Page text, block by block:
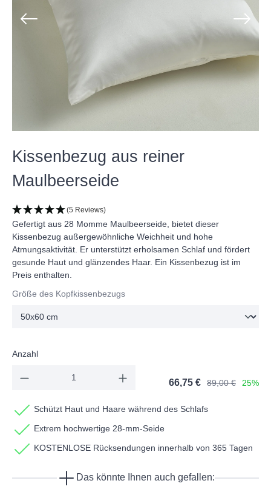
Kissenbezug aus reiner
Maulbeerseide
(5 Reviews)
Gefertigt aus 28 Momme Maulbeerseide, bietet dieser
Kissenbezug außergewöhnliche Weichheit und hohe
Atmungsaktivität. Er unterstützt erholsamen Schlaf und fördert
gesunde Haut und glänzendes Haar. Ein Kissenbezug ist im
Preis enthalten.
Größe des Kopfkissenbezugs
Anzahl
66,75 € 89,00 € 25%
Schützt Haut und Haare während des Schlafs
Extrem hochwertige 28-mm-Seide
KOSTENLOSE Rücksendungen innerhalb von 365 Tagen
Das könnte Ihnen auch gefallen: